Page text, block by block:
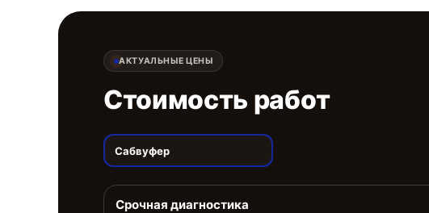
АКТУАЛЬНЫЕ ЦЕНЫ
Стоимость работ
Сабвуфер
Срочная диагностика